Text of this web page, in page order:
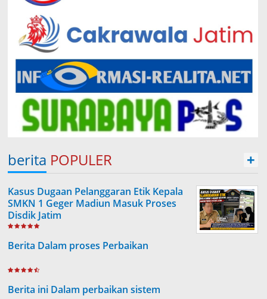
berita POPULER +
Kasus Dugaan Pelanggaran Etik Kepala
SMKN 1 Geger Madiun Masuk Proses
Disdik Jatim
Berita Dalam proses Perbaikan
Berita ini Dalam perbaikan sistem